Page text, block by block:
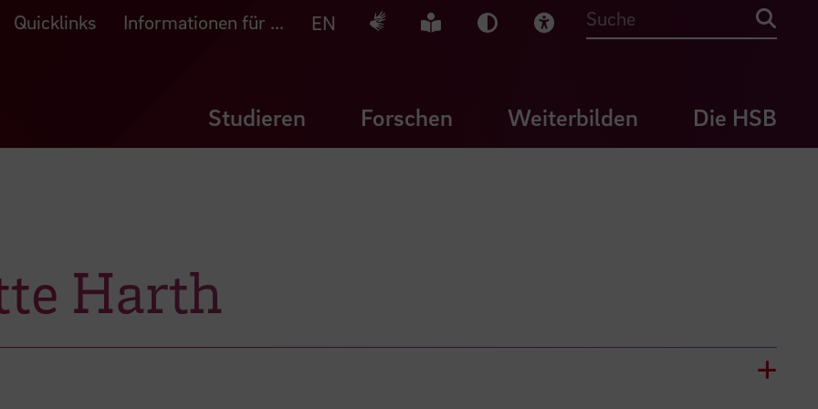
Quicklinks Informationen für ... EN Deutsche Gebärdensprache
Leichte Sprache
Dunkel-Modus
Visuelle Hilfe
Suche
Studieren Forschen Weiterbilden Die HSB
Harth